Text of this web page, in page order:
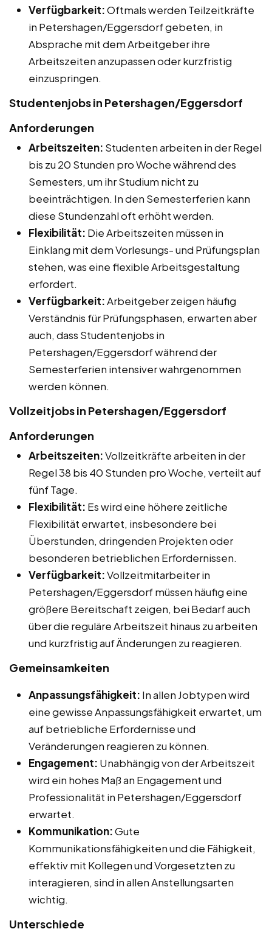
Verfügbarkeit:Oftmals werden Teilzeitkräfte
in Petershagen/Eggersdorf gebeten, in
Absprache mit dem Arbeitgeber ihre
Arbeitszeiten anzupassen oder kurzfristig
einzuspringen.
Studentenjobs in Petershagen/Eggersdorf
Anforderungen
Arbeitszeiten: Studenten arbeiten in der Regel
bis zu 20 Stunden pro Woche während des
Semesters, um ihr Studium nicht zu
beeinträchtigen. In den Semesterferien kann
diese Stundenzahl oft erhöht werden.
Flexibilität: Die Arbeitszeiten müssen in
Einklang mit dem Vorlesungs- und Prüfungsplan
stehen, was eine flexible Arbeitsgestaltung
erfordert.
Verfügbarkeit:Arbeitgeber zeigen häufig
Verständnis für Prüfungsphasen, erwarten aber
auch, dass Studentenjobs in
Petershagen/Eggersdorf während der
Semesterferien intensiver wahrgenommen
werden können.
Vollzeitjobs in Petershagen/Eggersdorf
Anforderungen
Arbeitszeiten:Vollzeitkräfte arbeiten in der
Regel 38 bis 40 Stunden pro Woche, verteilt auf
fünf Tage.
Flexibilität: Es wird eine höhere zeitliche
Flexibilität erwartet, insbesondere bei
Überstunden, dringenden Projekten oder
besonderen betrieblichen Erfordernissen.
Verfügbarkeit:Vollzeitmitarbeiter in
Petershagen/Eggersdorf müssen häufig eine
größere Bereitschaft zeigen, bei Bedarf auch
über die reguläre Arbeitszeit hinaus zu arbeiten
und kurzfristig auf Änderungen zu reagieren.
Gemeinsamkeiten
Anpassungsfähigkeit: In allen Jobtypen wird
eine gewisse Anpassungsfähigkeit erwartet, um
auf betriebliche Erfordernisse und
Veränderungen reagieren zu können.
Engagement: Unabhängig von der Arbeitszeit
wird ein hohes Maß an Engagement und
Professionalität in Petershagen/Eggersdorf
erwartet.
Kommunikation:Gute
Kommunikationsfähigkeiten und die Fähigkeit,
effektiv mit Kollegen und Vorgesetzten zu
interagieren, sind in allen Anstellungsarten
wichtig.
Unterschiede